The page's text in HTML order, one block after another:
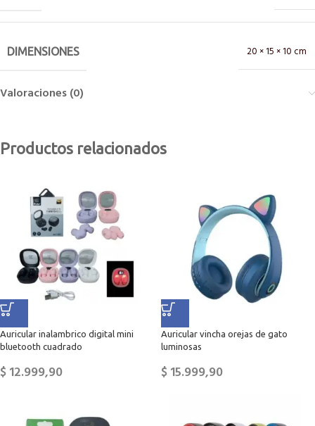
DIMENSIONES 20 × 15 × 10 cm
Valoraciones (0)
Productos relacionados
Auricular inalambrico digital mini
bluetooth cuadrado
$12.999,90
Auricular vincha orejas de gato
luminosas
$15.999,90